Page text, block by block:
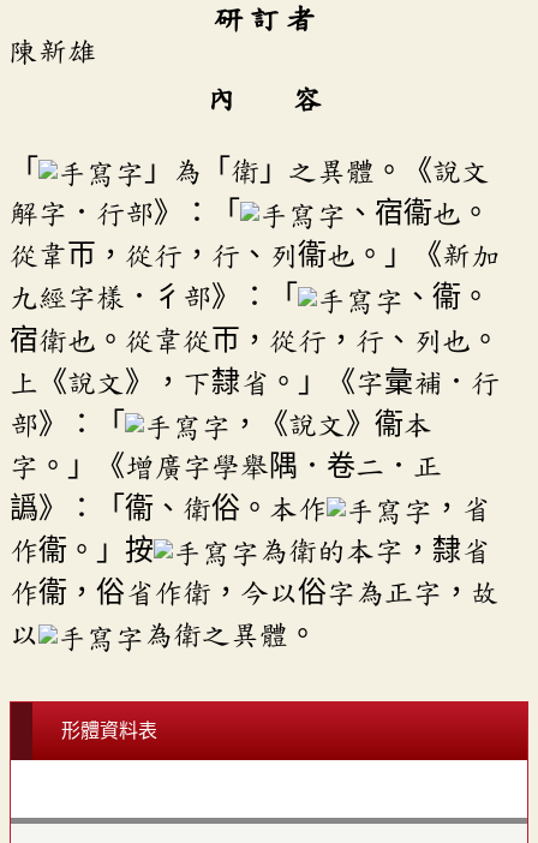
研 訂 者
陳新雄
內 容
「
」為「衛」之異體。《說文
解字．行部》：「
、宿衞也。
從韋帀，從行，行、列衞也。」《新加
九經字樣．彳部》：「
、衞。
宿衛也。從韋從帀，從行，行、列也。
上《說文》，下隸省。」《字彙補．行
部》：「
，《說文》衞本
字。」《增廣字學舉隅．卷二．正
譌》：「衞、衛俗。本作
，省
作衞。」按
為衛的本字，隸省
作衞，俗省作衛，今以俗字為正字，故
以
為衛之異體。
形體資料表